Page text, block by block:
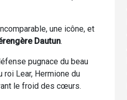
une icône, et
Dautun.
pugnace du beau
roi Lear, Hermione du
le froid des cœurs.